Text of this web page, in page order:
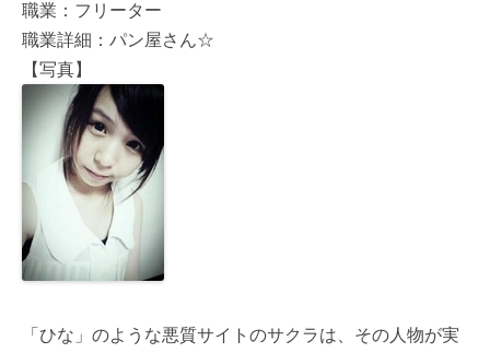
職業：フリーター
職業詳細：パン屋さん☆
【写真】
「ひな」のような悪質サイトのサクラは、その人物が実